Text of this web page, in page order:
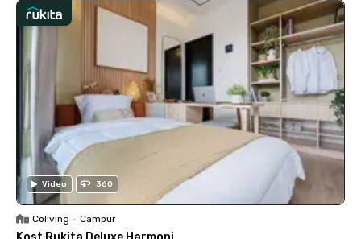
Video 360
Coliving • Campur